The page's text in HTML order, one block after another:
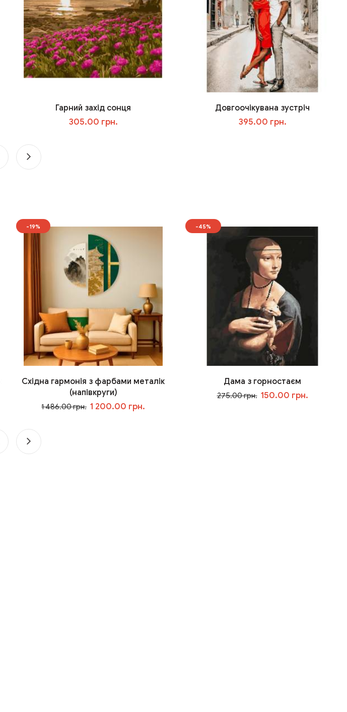
Гарний захід сонця
305.00 грн.
Довгоочікувана зустріч
395.00 грн.
-19%
Східна гармонія з фарбами металік
(напівкруги)
1 486.00 грн. 1 200.00 грн.
-45%
Дама з горностаєм
275.00 грн. 150.00 грн.